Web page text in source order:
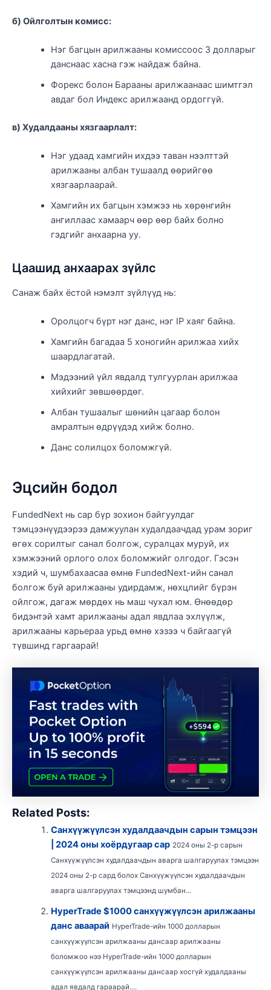
б) Ойлголтын комисс:
Нэг багцын арилжааны комиссоос 3 долларыг
данснаас хасна гэж найдаж байна.
Форекс болон Барааны арилжаанаас шимтгэл
авдаг бол Индекс арилжаанд ордоггүй.
в) Худалдааны хязгаарлалт:
Нэг удаад хамгийн ихдээ таван нээлттэй
арилжааны албан тушаалд өөрийгөө
хязгаарлаарай.
Хамгийн их багцын хэмжээ нь хөрөнгийн
ангиллаас хамаарч өөр өөр байх болно
гэдгийг анхаарна уу.
Цаашид анхаарах зүйлс
Санаж байх ёстой нэмэлт зүйлүүд нь:
Оролцогч бүрт нэг данс, нэг IP хаяг байна.
Хамгийн багадаа 5 хоногийн арилжаа хийх
шаардлагатай.
Мэдээний үйл явдалд тулгуурлан арилжаа
хийхийг зөвшөөрдөг.
Албан тушаалыг шөнийн цагаар болон
амралтын өдрүүдэд хийж болно.
Данс солилцох боломжгүй.
Эцсийн бодол
FundedNext нь сар бүр зохион байгуулдаг
тэмцээнүүдээрээ дамжуулан худалдаачдад урам зориг
өгөх сорилтыг санал болгож, суралцах муруй, их
хэмжээний орлого олох боломжийг олгодог. Гэсэн
хэдий ч, шумбахаасаа өмнө FundedNext-ийн санал
болгож буй арилжааны удирдамж, нөхцлийг бүрэн
ойлгож, дагаж мөрдөх нь маш чухал юм. Өнөөдөр
бидэнтэй хамт арилжааны адал явдлаа эхлүүлж,
арилжааны карьераа урьд өмнө хэзээ ч байгаагүй
түвшинд гаргаарай!
Related Posts:
Санхүүжүүлсэн худалдаачдын сарын тэмцээн
| 2024 оны хоёрдугаар сар 2024 оны 2-р сарын
Санхүүжүүлсэн худалдаачдын аварга шалгаруулах тэмцээн
2024 оны 2-р сард болох Санхүүжүүлсэн худалдаачдын
аварга шалгаруулах тэмцээнд шумбан...
HyperTrade $1000 санхүүжүүлсэн арилжааны
данс аваарай HyperTrade-ийн 1000 долларын
санхүүжүүлсэн арилжааны дансаар арилжааны
боломжоо нээ HyperTrade-ийн 1000 долларын
санхүүжүүлсэн арилжааны дансаар хосгүй худалдааны
адал явдалд гараарай....